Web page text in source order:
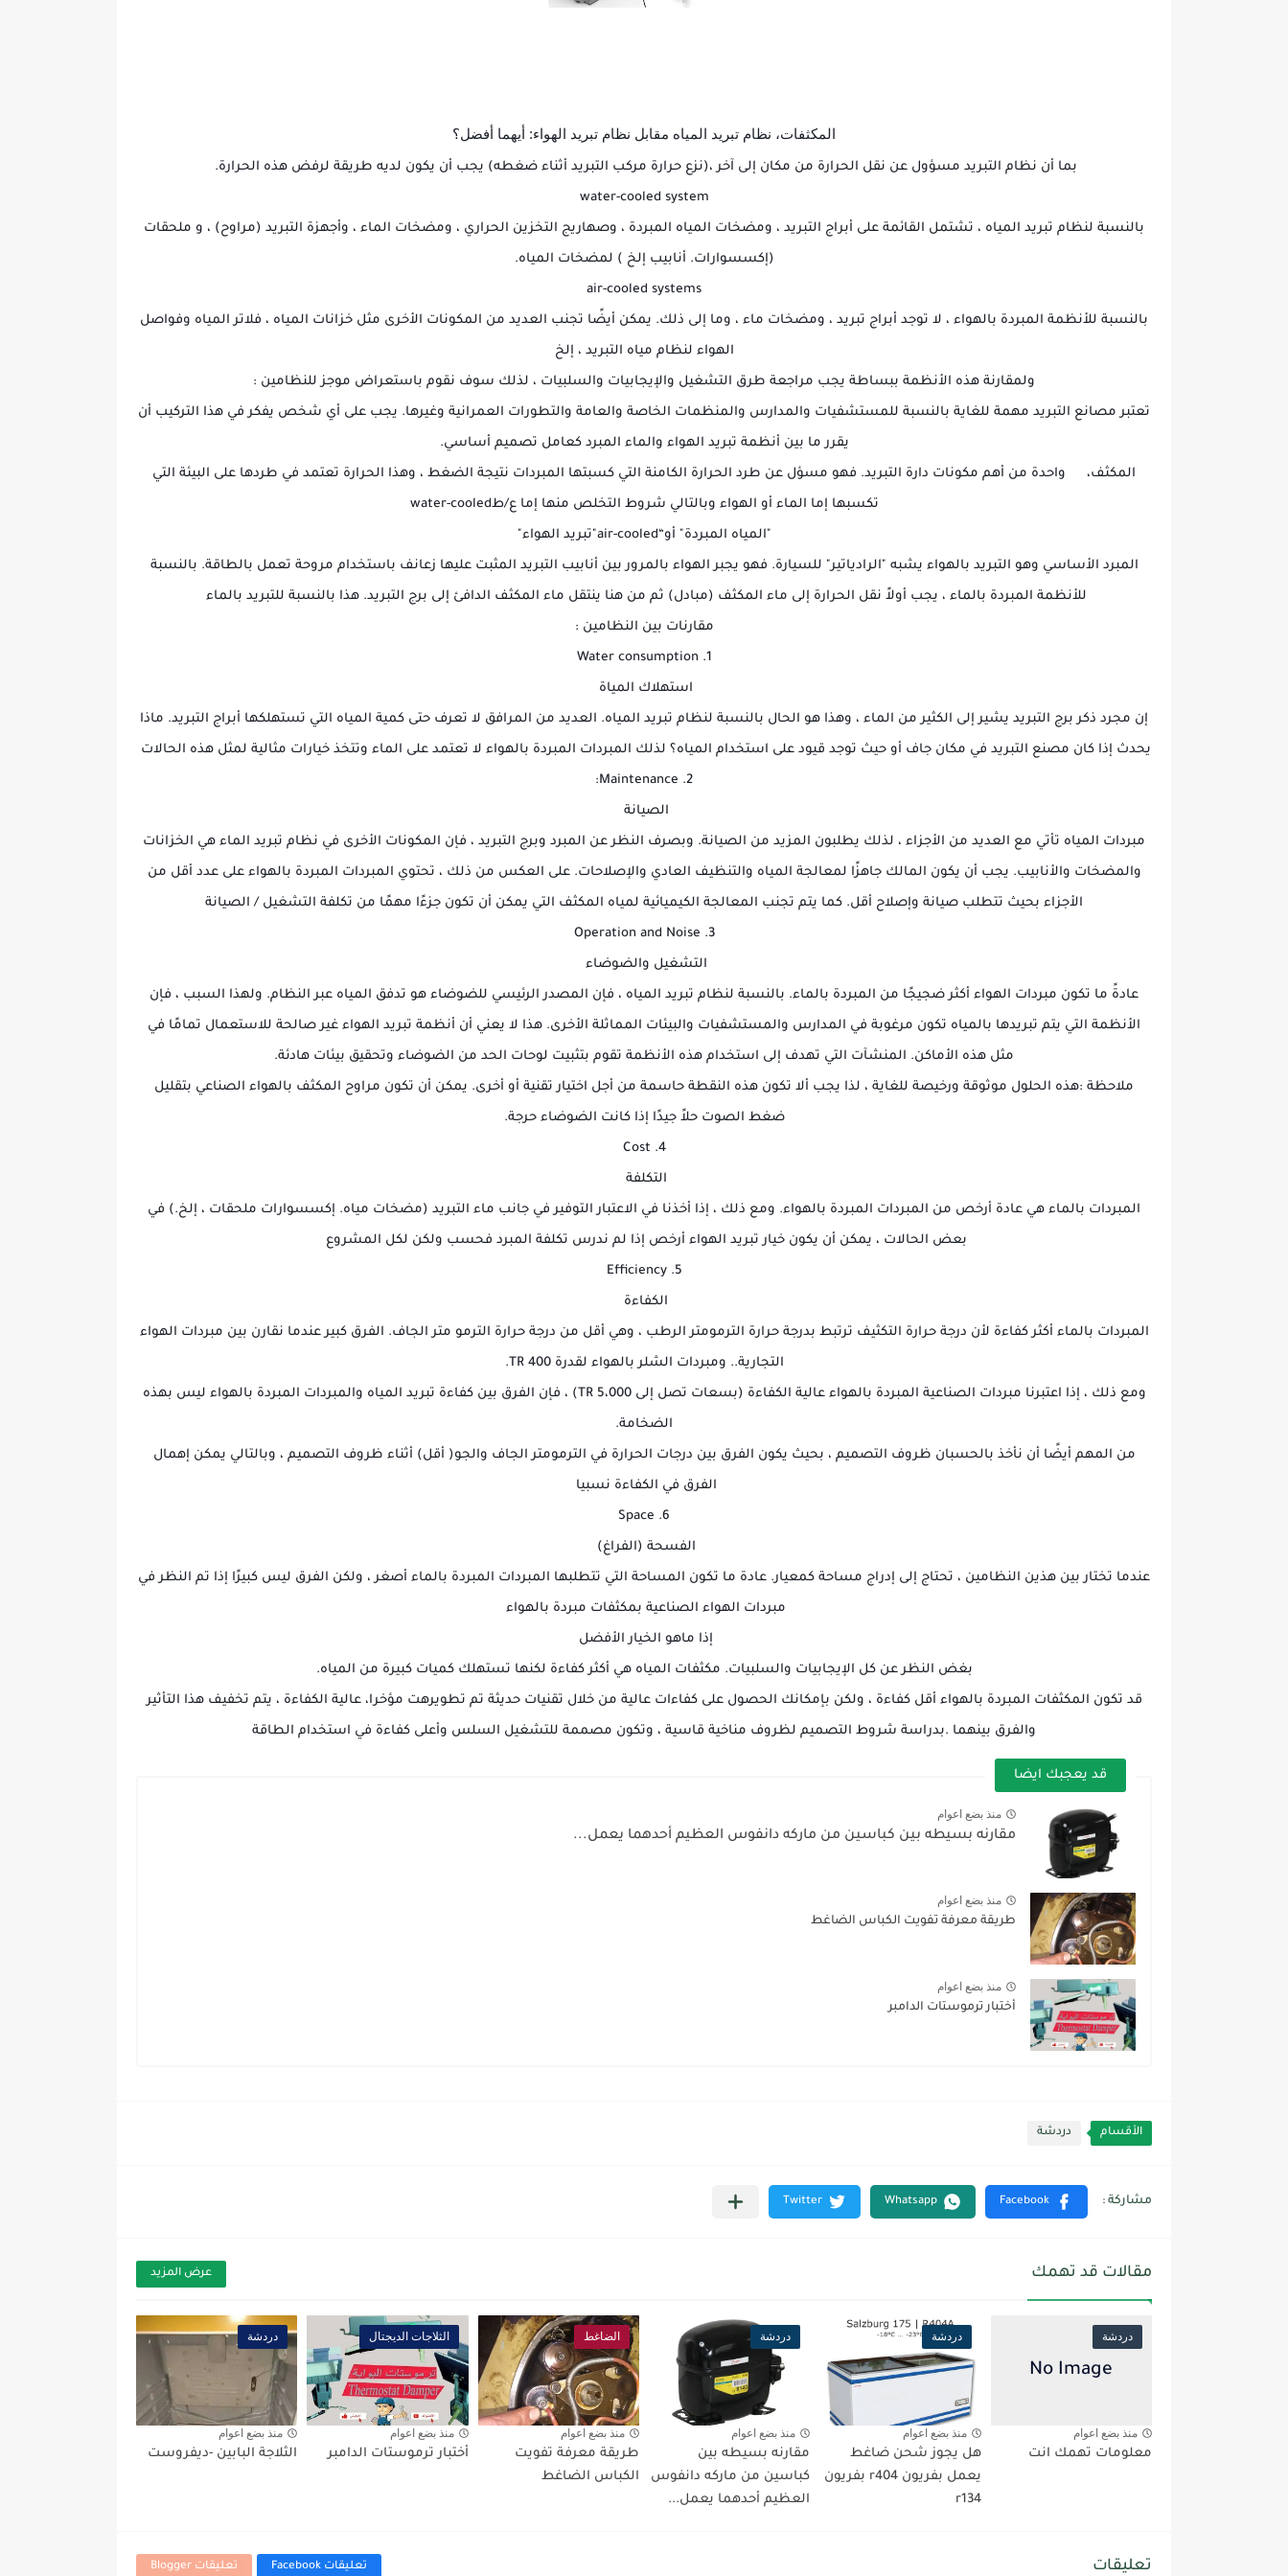
المكثفات، نظام تبريد المياه مقابل نظام تبريد الهواء: أيهما أفضل؟
بما أن نظام التبريد مسؤول عن نقل الحرارة من مكان إلى آخر ،(نزع حرارة مركب التبريد أثناء ضغطه) يجب أن يكون لديه طريقة لرفض هذه الحرارة.
water-cooled system
بالنسبة لنظام تبريد المياه ، تشتمل القائمة على أبراج التبريد ، ومضخات المياه المبردة ، وصهاريج التخزين الحراري ، ومضخات الماء ، وأجهزة التبريد (مراوح) ، و ملحقات
(إكسسوارات. أنابيب إلخ ) لمضخات المياه.
air-cooled systems
بالنسبة للأنظمة المبردة بالهواء ، لا توجد أبراج تبريد ، ومضخات ماء ، وما إلى ذلك. يمكن أيضًا تجنب العديد من المكونات الأخرى مثل خزانات المياه ، فلاتر المياه وفواصل
الهواء لنظام مياه التبريد ، إلخ
ولمقارنة هذه الأنظمة ببساطة يجب مراجعة طرق التشغيل والإيجابيات والسلبيات ، لذلك سوف نقوم باستعراض موجز للنظامين :
تعتبر مصانع التبريد مهمة للغاية بالنسبة للمستشفيات والمدارس والمنظمات الخاصة والعامة والتطورات العمرانية وغيرها. يجب على أي شخص يفكر في هذا التركيب أن
يقرر ما بين أنظمة تبريد الهواء والماء المبرد كعامل تصميم أساسي.
المكثف، واحدة من أهم مكونات دارة التبريد. فهو مسؤل عن طرد الحرارة الكامنة التي كسبتها المبردات نتيجة الضغط ، وهذا الحرارة تعتمد في طردها على البيئة التي
تكسبها إما الماء أو الهواء وبالتالي شروط التخلص منها إما ع/طwater-cooled
"المياه المبردة" أو“air-cooled"تبريد الهواء"
المبرد الأساسي وهو التبريد بالهواء يشبه "الرادياتير" للسيارة. فهو يجبر الهواء بالمرور بين أنابيب التبريد المثبت عليها زعانف باستخدام مروحة تعمل بالطاقة. بالنسبة
للأنظمة المبردة بالماء ، يجب أولاً نقل الحرارة إلى ماء المكثف (مبادل) ثم من هنا ينتقل ماء المكثف الدافئ إلى برج التبريد. هذا بالنسبة للتبريد بالماء
مقارنات بين النظامين :
1. Water consumption
استهلاك المياة
إن مجرد ذكر برج التبريد يشير إلى الكثير من الماء ، وهذا هو الحال بالنسبة لنظام تبريد المياه. العديد من المرافق لا تعرف حتى كمية المياه التي تستهلكها أبراج التبريد. ماذا
يحدث إذا كان مصنع التبريد في مكان جاف أو حيث توجد قيود على استخدام المياه؟ لذلك المبردات المبردة بالهواء لا تعتمد على الماء وتتخذ خيارات مثالية لمثل هذه الحالات
2. Maintenance:
الصيانة
مبردات المياه تأتي مع العديد من الأجزاء ، لذلك يطلبون المزيد من الصيانة. وبصرف النظر عن المبرد وبرج التبريد ، فإن المكونات الأخرى في نظام تبريد الماء هي الخزانات
والمضخات والأنابيب. يجب أن يكون المالك جاهزًا لمعالجة المياه والتنظيف العادي والإصلاحات. على العكس من ذلك ، تحتوي المبردات المبردة بالهواء على عدد أقل من
الأجزاء بحيث تتطلب صيانة وإصلاح أقل. كما يتم تجنب المعالجة الكيميائية لمياه المكثف التي يمكن أن تكون جزءًا مهمًا من تكلفة التشغيل / الصيانة
3. Operation and Noise
التشغيل والضوضاء
عادةً ما تكون مبردات الهواء أكثر ضجيجًا من المبردة بالماء. بالنسبة لنظام تبريد المياه ، فإن المصدر الرئيسي للضوضاء هو تدفق المياه عبر النظام. ولهذا السبب ، فإن
الأنظمة التي يتم تبريدها بالمياه تكون مرغوبة في المدارس والمستشفيات والبيئات المماثلة الأخرى. هذا لا يعني أن أنظمة تبريد الهواء غير صالحة للاستعمال تمامًا في
مثل هذه الأماكن. المنشآت التي تهدف إلى استخدام هذه الأنظمة تقوم بتثبيت لوحات الحد من الضوضاء وتحقيق بيئات هادئة.
ملاحظة :هذه الحلول موثوقة ورخيصة للغاية ، لذا يجب ألا تكون هذه النقطة حاسمة من أجل اختيار تقنية أو أخرى. يمكن أن تكون مراوح المكثف بالهواء الصناعي بتقليل
ضغط الصوت حلاً جيدًا إذا كانت الضوضاء حرجة.
4. Cost
التكلفة
المبردات بالماء هي عادة أرخص من المبردات المبردة بالهواء. ومع ذلك ، إذا أخذنا في الاعتبار التوفير في جانب ماء التبريد (مضخات مياه. إكسسوارات ملحقات ، إلخ.) في
بعض الحالات ، يمكن أن يكون خيار تبريد الهواء أرخص إذا لم ندرس تكلفة المبرد فحسب ولكن لكل المشروع
5. Efficiency
الكفاءة
المبردات بالماء أكثر كفاءة لأن درجة حرارة التكثيف ترتبط بدرجة حرارة الترمومتر الرطب ، وهي أقل من درجة حرارة الترمو متر الجاف. الفرق كبير عندما نقارن بين مبردات الهواء
التجارية.. ومبردات الشلر بالهواء لقدرة 400 TR.
ومع ذلك ، إذا اعتبرنا مبردات الصناعية المبردة بالهواء عالية الكفاءة (بسعات تصل إلى 5،000 TR) ، فإن الفرق بين كفاءة تبريد المياه والمبردات المبردة بالهواء ليس بهذه
الضخامة.
من المهم أيضًا أن نأخذ بالحسبان ظروف التصميم ، بحيث يكون الفرق بين درجات الحرارة في الترمومتر الجاف والجو( أقل) أثناء ظروف التصميم ، وبالتالي يمكن إهمال
الفرق في الكفاءة نسبيا
6. Space
الفسحة (الفراغ)
عندما تختار بين هذين النظامين ، تحتاج إلى إدراج مساحة كمعيار. عادة ما تكون المساحة التي تتطلبها المبردات المبردة بالماء أصغر ، ولكن الفرق ليس كبيرًا إذا تم النظر في
مبردات الهواء الصناعية بمكثفات مبردة بالهواء
إذا ماهو الخيار الأفضل
بغض النظر عن كل الإيجابيات والسلبيات. مكثفات المياه هي أكثر كفاءة لكنها تستهلك كميات كبيرة من المياه.
قد تكون المكثفات المبردة بالهواء أقل كفاءة ، ولكن بإمكانك الحصول على كفاءات عالية من خلال تقنيات حديثة تم تطويرهت مؤخرا، عالية الكفاءة ، يتم تخفيف هذا التأثير
والفرق بينهما .بدراسة شروط التصميم لظروف مناخية قاسية ، وتكون مصممة للتشغيل السلس وأعلى كفاءة في استخدام الطاقة
قد يعجبك ايضا
منذ بضع اعوام
مقارنه بسيطه بين كباسين من ماركه دانفوس العظيم أحدهما يعمل...
منذ بضع اعوام
طريقة معرفة تفويت الكباس الضاغط
منذ بضع اعوام
أختبار ترموستات الدامبر
الأقسام دردشة
مقالات قد تهمك عرض المزيد
دردشة
منذ بضع اعوام
معلومات تهمك انت
دردشة
منذ بضع اعوام
هل يجوز شحن ضاغط
يعمل بفريون r404 بفريون
r134
دردشة
منذ بضع اعوام
مقارنه بسيطه بين
كباسين من ماركه دانفوس
العظيم أحدهما يعمل...
الضاغط
منذ بضع اعوام
طريقة معرفة تفويت
الكباس الضاغط
الثلاجات الديجتال
منذ بضع اعوام
أختبار ترموستات الدامبر
دردشة
منذ بضع اعوام
الثلاجة البابين -ديفروست
تعليقات تعليقات Facebook تعليقات Blogger